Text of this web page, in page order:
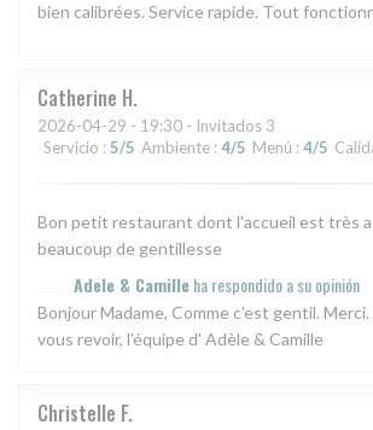
bien calibrées. Service rapide. Tout
Catherine H
2026-04-29 - 19:30 - Invitados 3
Servicio : 5/5 Ambiente : 4/5 Menú : 4/5
Bon petit restaurant dont l'accueil est très
beaucoup de gentillesse
Adele & Camilleha respondido a su opinión
Bonjour Madame, Comme c'est gentil. Merci.
vous revoir, l'équipe d' Adèle & Camille
Christelle F